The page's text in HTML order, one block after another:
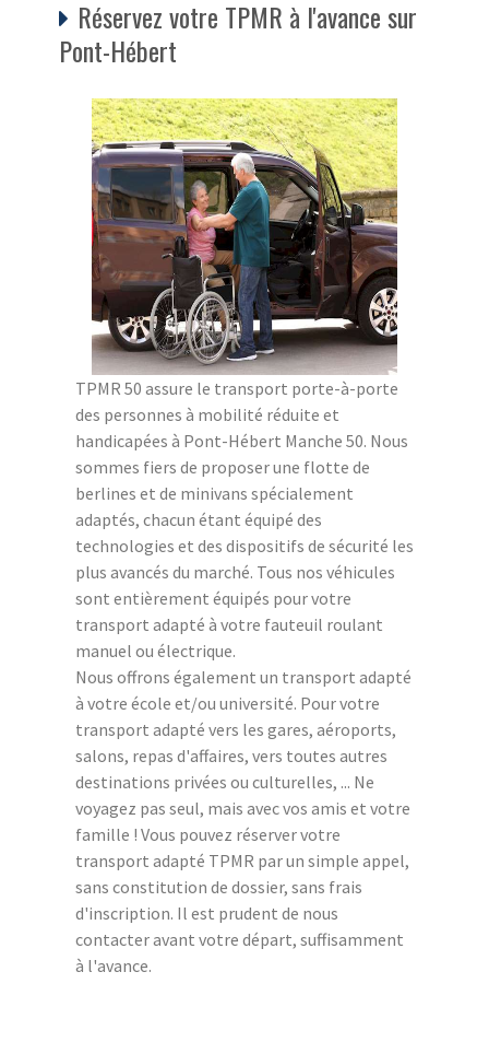
Réservez votre TPMR à l'avance sur
Pont-Hébert
TPMR 50 assure le transport porte-à-porte
des personnes à mobilité réduite et
handicapées à Pont-Hébert Manche 50. Nous
sommes fiers de proposer une flotte de
berlines et de minivans spécialement
adaptés, chacun étant équipé des
technologies et des dispositifs de sécurité les
plus avancés du marché. Tous nos véhicules
sont entièrement équipés pour votre
transport adapté à votre fauteuil roulant
manuel ou électrique.
Nous offrons également un transport adapté
à votre école et/ou université. Pour votre
transport adapté vers les gares, aéroports,
salons, repas d'affaires, vers toutes autres
destinations privées ou culturelles, ... Ne
voyagez pas seul, mais avec vos amis et votre
famille ! Vous pouvez réserver votre
transport adapté TPMR par un simple appel,
sans constitution de dossier, sans frais
d'inscription. Il est prudent de nous
contacter avant votre départ, suffisamment
à l'avance.